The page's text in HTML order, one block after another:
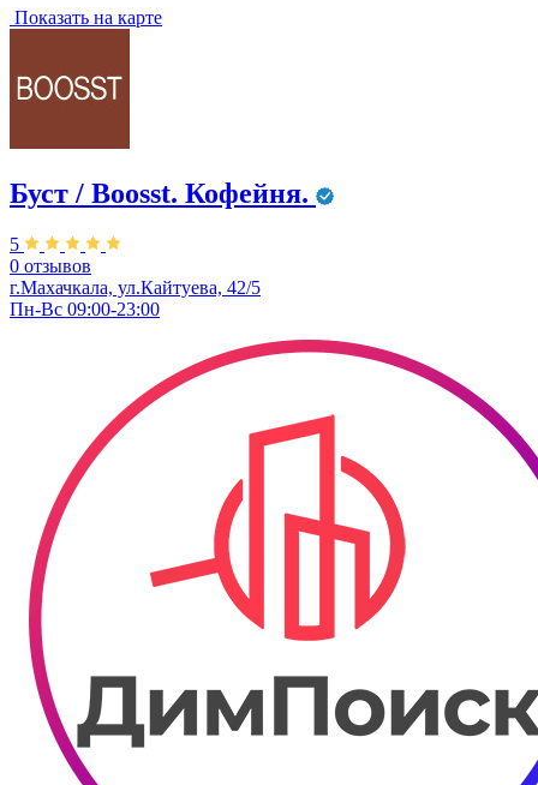
Показать на карте
Буст / Boosst. Кофейня.
5
0 отзывов
г.Махачкала, ул.Кайтуева, 42/5
Пн-Вс 09:00-23:00